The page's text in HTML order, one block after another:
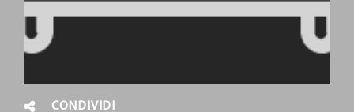
CONDIVIDI